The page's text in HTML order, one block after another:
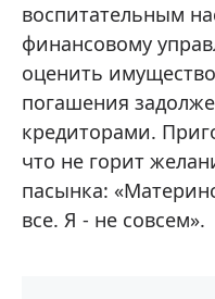
воспитательным
финансовому
оценить
погашения
кредиторами.
что не горит
пасынка:
все. Я - не совсем».